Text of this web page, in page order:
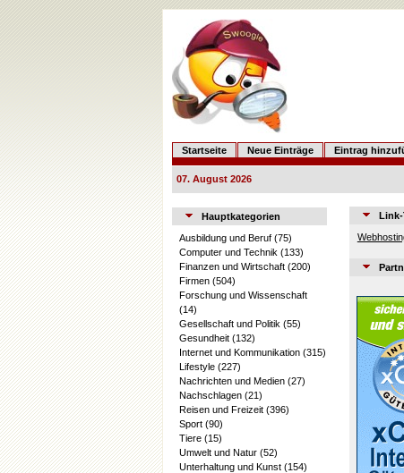
Startseite Neue Einträge Eintrag
07. August 2026
Hauptkategorien
Ausbildung und Beruf (75)
Computer und Technik (133)
Finanzen und Wirtschaft (200)
Firmen (504)
Forschung und Wissenschaft
(14)
Gesellschaft und Politik (55)
Gesundheit (132)
Internet und Kommunikation (315)
Lifestyle (227)
Nachrichten und Medien (27)
Nachschlagen (21)
Reisen und Freizeit (396)
Sport (90)
Tiere (15)
Umwelt und Natur (52)
Unterhaltung und Kunst (154)